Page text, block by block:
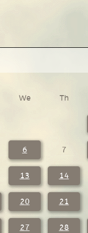
We Th
6 7
13 14
20 21
27 28